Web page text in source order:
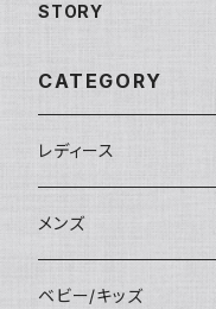
STORY
CATEGORY
レディース
靴/シューズ
スニーカー
パンツ
メンズ
靴/シューズ
ベビー/キッズ